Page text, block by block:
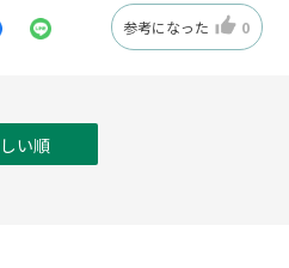
参考になった 0
い順